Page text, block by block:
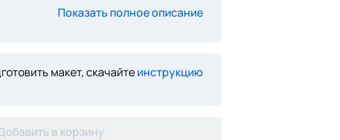
Показать полное описание
макет, скачайтеинструкцию
в корзину